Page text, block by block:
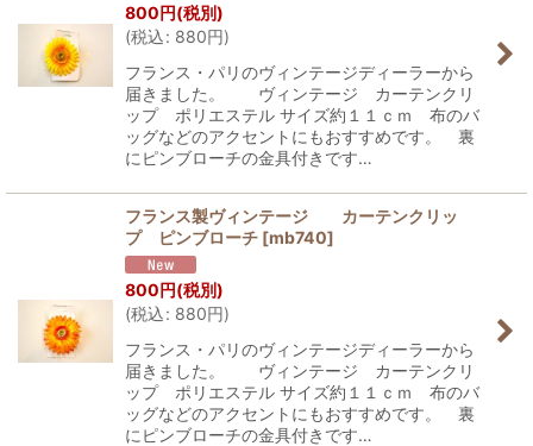
800円(税別)
(税込: 880円)
フランス・パリのヴィンテージディーラーから
届きました。 ヴィンテージ カーテンクリ
ップ ポリエステル サイズ約１１ｃｍ 布のバ
ッグなどのアクセントにもおすすめです。 裏
にピンブローチの金具付きです…
フランス製ヴィンテージ カーテンクリッ
プ ピンブローチ [mb740]
800円(税別)
(税込: 880円)
フランス・パリのヴィンテージディーラーから
届きました。 ヴィンテージ カーテンクリ
ップ ポリエステル サイズ約１１ｃｍ 布のバ
ッグなどのアクセントにもおすすめです。 裏
にピンブローチの金具付きです…